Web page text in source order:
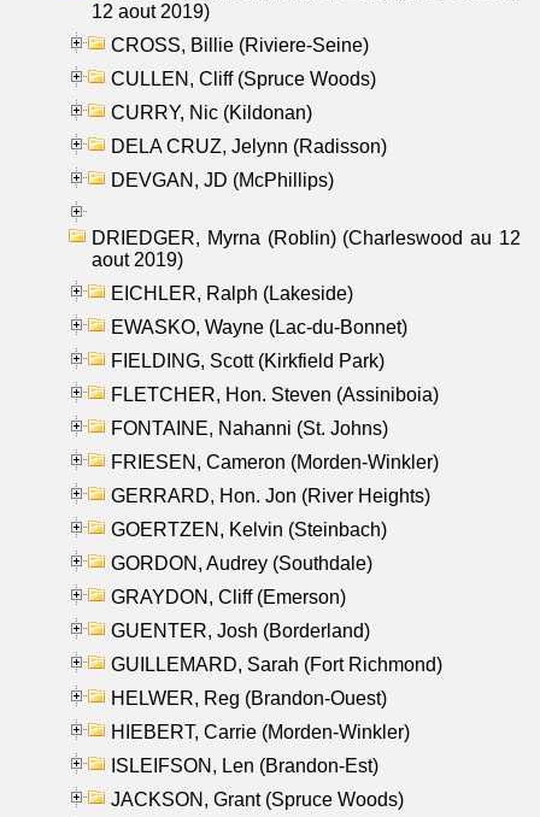
12 aout 2019)
CROSS, Billie (Riviere-Seine)
CULLEN, Cliff (Spruce Woods)
CURRY, Nic (Kildonan)
DELA CRUZ, Jelynn (Radisson)
DEVGAN, JD (McPhillips)
DRIEDGER, Myrna (Roblin) (Charleswood au 12
aout 2019)
EICHLER, Ralph (Lakeside)
EWASKO, Wayne (Lac-du-Bonnet)
FIELDING, Scott (Kirkfield Park)
FLETCHER, Hon. Steven (Assiniboia)
FONTAINE, Nahanni (St. Johns)
FRIESEN, Cameron (Morden-Winkler)
GERRARD, Hon. Jon (River Heights)
GOERTZEN, Kelvin (Steinbach)
GORDON, Audrey (Southdale)
GRAYDON, Cliff (Emerson)
GUENTER, Josh (Borderland)
GUILLEMARD, Sarah (Fort Richmond)
HELWER, Reg (Brandon-Ouest)
HIEBERT, Carrie (Morden-Winkler)
ISLEIFSON, Len (Brandon-Est)
JACKSON, Grant (Spruce Woods)